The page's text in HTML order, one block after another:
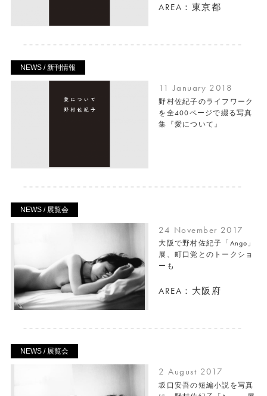
AREA：東京都
NEWS / 新刊情報
11 January 2018
野村佐紀子のライフワーク
を全400ページで綴る写真
集『愛について』
NEWS / 展覧会
24 November 2017
大阪で野村佐紀子「Ango」
展、町口覚とのトークショ
ーも
AREA：大阪府
NEWS / 展覧会
2 August 2017
坂口安吾の短編小説を写真